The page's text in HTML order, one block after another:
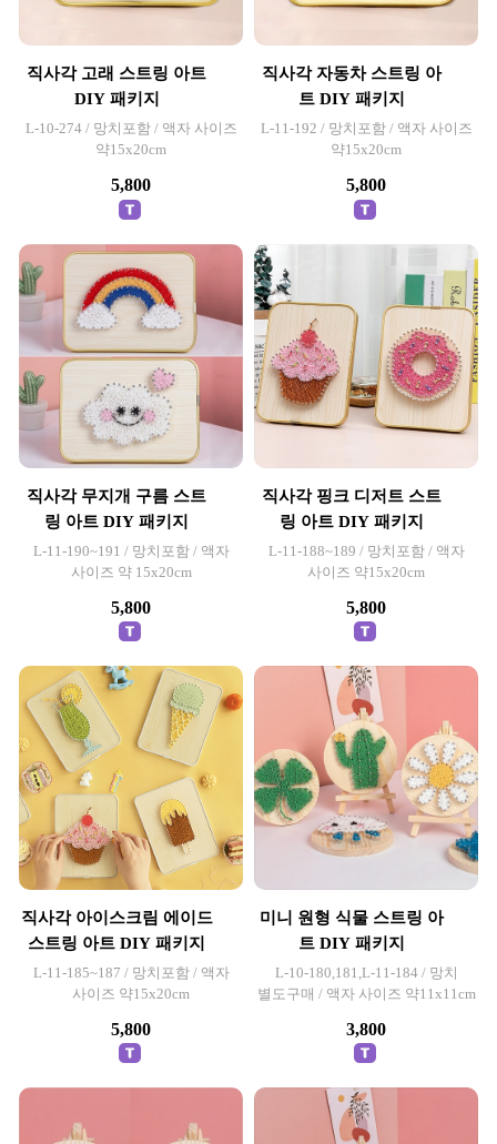
직사각 고래 스트링 아트
DIY 패키지
L-10-274 / 망치포함 / 액자 사이즈
약15x20cm
5,800
직사각 자동차 스트링 아
트 DIY 패키지
L-11-192 / 망치포함 / 액자 사이즈
약15x20cm
5,800
직사각 무지개 구름 스트
링 아트 DIY 패키지
L-11-190~191 / 망치포함 / 액자
사이즈 약 15x20cm
5,800
직사각 핑크 디저트 스트
링 아트 DIY 패키지
L-11-188~189 / 망치포함 / 액자
사이즈 약15x20cm
5,800
직사각 아이스크림 에이드
스트링 아트 DIY 패키지
L-11-185~187 / 망치포함 / 액자
사이즈 약15x20cm
5,800
미니 원형 식물 스트링 아
트 DIY 패키지
L-10-180,181,L-11-184 / 망치
별도구매 / 액자 사이즈 약11x11cm
3,800